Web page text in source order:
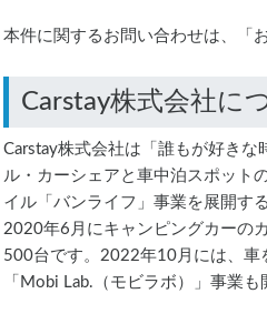
本件に関するお問い合わせは、「
Carstay株式会社に
Carstay株式会社は「誰もが好き
ル・カーシェアと車中泊スポット
イル「バンライフ」事業を展開す
2020年6月にキャンピングカーの
500台です。2022年10月には、車
「Mobi Lab.（モビラボ）」事業